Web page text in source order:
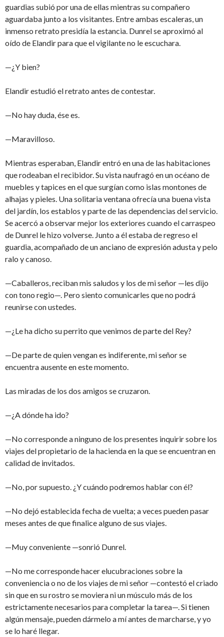
guardias subió por una de ellas mientras su compañero
aguardaba junto a los visitantes. Entre ambas escaleras, un
inmenso retrato presidía la estancia. Dunrel se aproximó al
oído de Elandir para que el vigilante no le escuchara.
—¿Y bien?
Elandir estudió el retrato antes de contestar.
—No hay duda, ése es.
—Maravilloso.
Mientras esperaban, Elandir entró en una de las habitaciones
que rodeaban el recibidor. Su vista naufragó en un océano de
muebles y tapices en el que surgían como islas montones de
alhajas y pieles. Una solitaria ventana ofrecía una buena vista
del jardín, los establos y parte de las dependencias del servicio.
Se acercó a observar mejor los exteriores cuando el carraspeo
de Dunrel le hizo volverse. Junto a él estaba de regreso el
guardia, acompañado de un anciano de expresión adusta y pelo
ralo y canoso.
—Caballeros, reciban mis saludos y los de mi señor —les dijo
con tono regio—. Pero siento comunicarles que no podrá
reunirse con ustedes.
—¿Le ha dicho su perrito que venimos de parte del Rey?
—De parte de quien vengan es indiferente, mi señor se
encuentra ausente en este momento.
Las miradas de los dos amigos se cruzaron.
—¿A dónde ha ido?
—No corresponde a ninguno de los presentes inquirir sobre los
viajes del propietario de la hacienda en la que se encuentran en
calidad de invitados.
—No, por supuesto. ¿Y cuándo podremos hablar con él?
—No dejó establecida fecha de vuelta; a veces pueden pasar
meses antes de que finalice alguno de sus viajes.
—Muy conveniente —sonrió Dunrel.
—No me corresponde hacer elucubraciones sobre la
conveniencia o no de los viajes de mi señor —contestó el criado
sin que en su rostro se moviera ni un músculo más de los
estrictamente necesarios para completar la tarea—. Si tienen
algún mensaje, pueden dármelo a mí antes de marcharse, y yo
se lo haré llegar.